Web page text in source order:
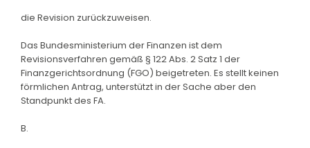
die Revision zurückzuweisen.
Das Bundesministerium der Finanzen ist dem
Revisionsverfahren gemäß § 122 Abs. 2 Satz 1 der
Finanzgerichtsordnung (FGO) beigetreten. Es stellt keinen
förmlichen Antrag, unterstützt in der Sache aber den
Standpunkt des FA.
B.